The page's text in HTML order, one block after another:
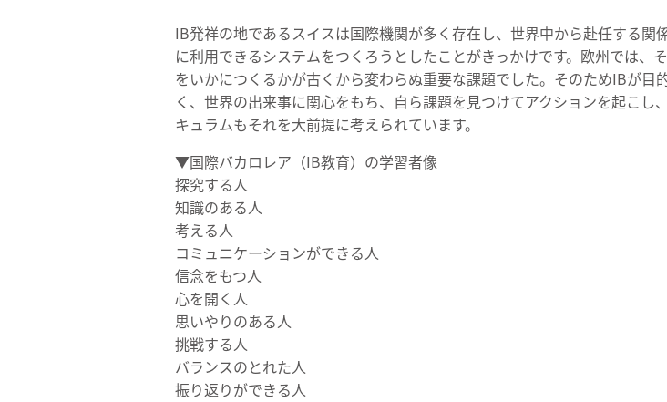
IB発祥の地であるスイスは国際機関が多く存在し、世界中から赴任する
に利用できるシステムをつくろうとしたことがきっかけです。欧州では
をいかにつくるかが古くから変わらぬ重要な課題でした。そのためIBが
く、世界の出来事に関心をもち、自ら課題を見つけてアクションを起こ
キュラムもそれを大前提に考えられています。
▼国際バカロレア（IB教育）の学習者像
探究する人
知識のある人
考える人
コミュニケーションができる人
信念をもつ人
心を開く人
思いやりのある人
挑戦する人
バランスのとれた人
振り返りができる人